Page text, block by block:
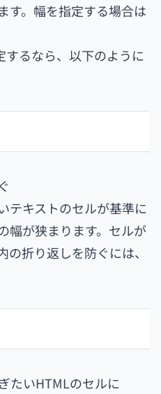
す。幅を指定する場合は
るなら、以下のように
テキストのセルが基準に
幅が狭まります。セルが
折り返しを防ぐには、
たいHTMLのセルに